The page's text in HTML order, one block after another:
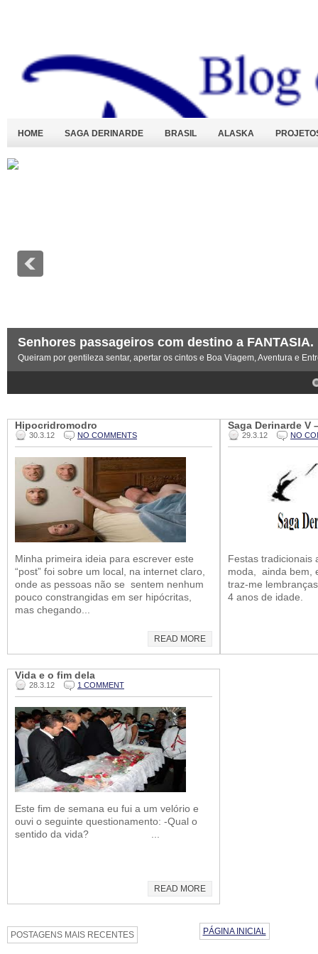
HOME SAGA DERINARDE BRASIL ALASKA
Senhores passageiros com destino a FANTASIA.
Queiram por gentileza sentar, apertar os cintos e Boa Viagem, Aventura e
Hipocridromodro
30.3.12 NO COMMENTS
Minha primeira ideia para escrever este
“post” foi sobre um local, na internet claro,
onde as pessoas não se sentem nenhum
pouco constrangidas em ser hipócritas,
mas chegando...
READ MORE
Saga Derinarde V
29.3.12 NO
Festas tradicionais
moda, ainda bem,
traz-me
4 anos de
Vida e o fim dela
28.3.12 1 COMMENT
Este fim de semana eu fui a um velório e
ouvi o seguinte questionamento: -Qual o
sentido da vida? ...
READ MORE
POSTAGENS MAIS RECENTES PÁGINA INICIAL